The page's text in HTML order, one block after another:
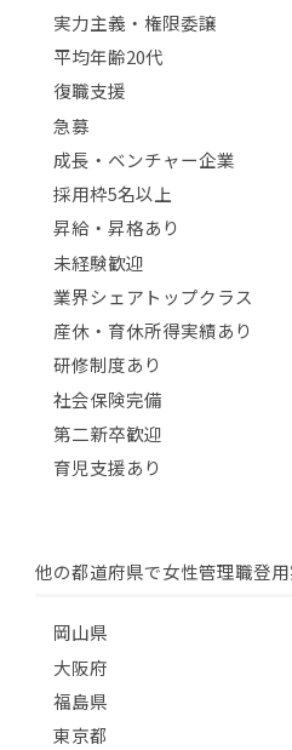
実力主義・権限委譲
平均年齢20代
復職支援
急募
成長・ベンチャー企業
採用枠5名以上
昇給・昇格あり
未経験歓迎
業界シェアトップクラス
産休・育休所得実績あり
研修制度あり
社会保険完備
第二新卒歓迎
育児支援あり
他の都道府県で女性管理職登
岡山県
大阪府
福島県
東京都